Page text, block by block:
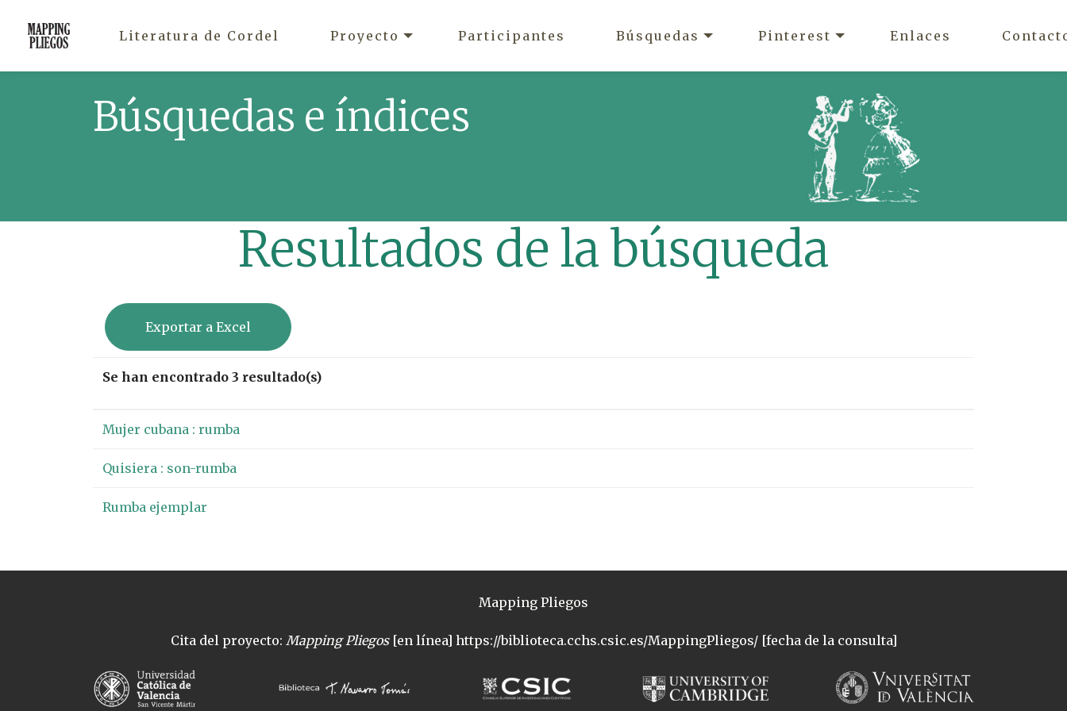
Literatura de Cordel Proyecto Participantes Búsquedas Pinterest Enlaces
Búsquedas e índices
Resultados de la búsqueda
Exportar a Excel
Se han encontrado 3 resultado(s)
Mujer cubana : rumba
Quisiera : son-rumba
Rumba ejemplar
Mapping Pliegos
Cita del proyecto: Mapping Pliegos[en línea] https://biblioteca.cchs.csic.es/MappingPliegos/ [fecha de la consulta]